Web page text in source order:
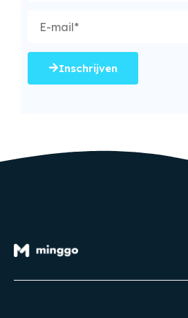
Inschrijven